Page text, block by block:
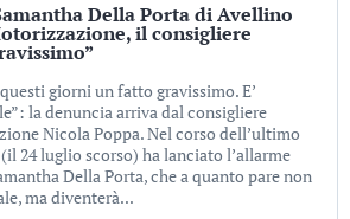
Della Porta di Avellino
il consigliere
giorni un fatto gravissimo. E’
la denuncia arriva dal consigliere
Nicola Poppa. Nel corso dell’ultimo
24 luglio scorso) ha lanciato l’allarme
Della Porta, che a quanto pare non
ma diventerà...